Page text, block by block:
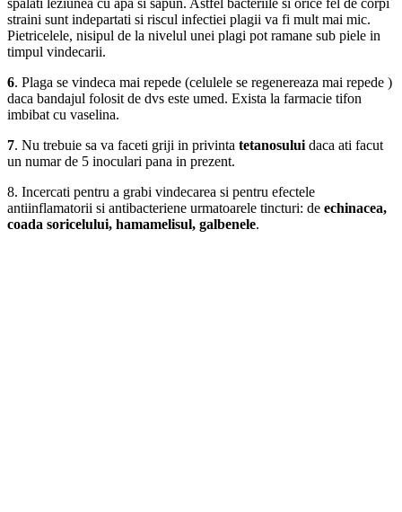
spalati leziunea cu apa si sapun. Astfel bacteriile si orice fel de corpi
straini sunt indepartati si riscul infectiei plagii va fi mult mai mic.
Pietricelele, nisipul de la nivelul unei plagi pot ramane sub piele in
timpul vindecarii.
6. Plaga se vindeca mai repede (celulele se regenereaza mai repede )
daca bandajul folosit de dvs este umed. Exista la farmacie tifon
imbibat cu vaselina.
7. Nu trebuie sa va faceti griji in privinta tetanosuluidaca ati facut
un numar de 5 inoculari pana in prezent.
8. Incercati pentru a grabi vindecarea si pentru efectele
antiinflamatorii si antibacteriene urmatoarele tincturi: de echinacea,
coada soricelului, hamamelisul, galbenele.